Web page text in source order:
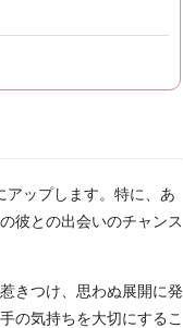
アップします。特に、あ
彼との出会いのチャンス
きつけ、思わぬ展開に発
の気持ちを大切にするこ